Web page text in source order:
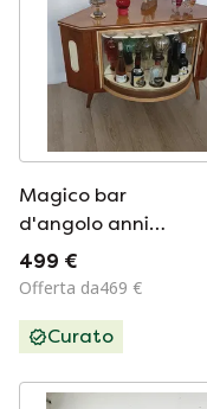
Magico bar
d'angolo anni
Cinquanta
499 €
Offerta da469 €
Curato